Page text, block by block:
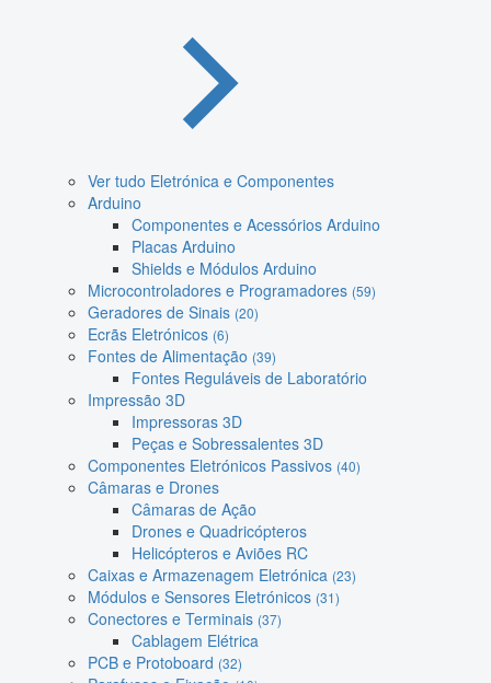
Ver tudo Eletrónica e Componentes
Arduino
Componentes e Acessórios Arduino
Placas Arduino
Shields e Módulos Arduino
Microcontroladores e Programadores (59)
Geradores de Sinais (20)
Ecrãs Eletrónicos (6)
Fontes de Alimentação (39)
Fontes Reguláveis de Laboratório
Impressão 3D
Impressoras 3D
Peças e Sobressalentes 3D
Componentes Eletrónicos Passivos (40)
Câmaras e Drones
Câmaras de Ação
Drones e Quadricópteros
Helicópteros e Aviões RC
Caixas e Armazenagem Eletrónica (23)
Módulos e Sensores Eletrónicos (31)
Conectores e Terminais (37)
Cablagem Elétrica
PCB e Protoboard (32)